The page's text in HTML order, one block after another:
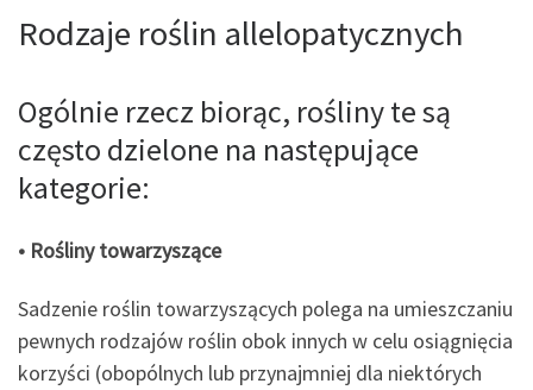
Rodzaje roślin allelopatycznych
Ogólnie rzecz biorąc, rośliny te są
często dzielone na następujące
kategorie:
• Rośliny towarzyszące
Sadzenie roślin towarzyszących polega na umieszczaniu
pewnych rodzajów roślin obok innych w celu osiągnięcia
korzyści (obopólnych lub przynajmniej dla niektórych